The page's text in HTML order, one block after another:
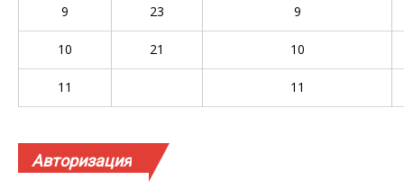
9 23 9
10 21 10
11 11
Авторизация